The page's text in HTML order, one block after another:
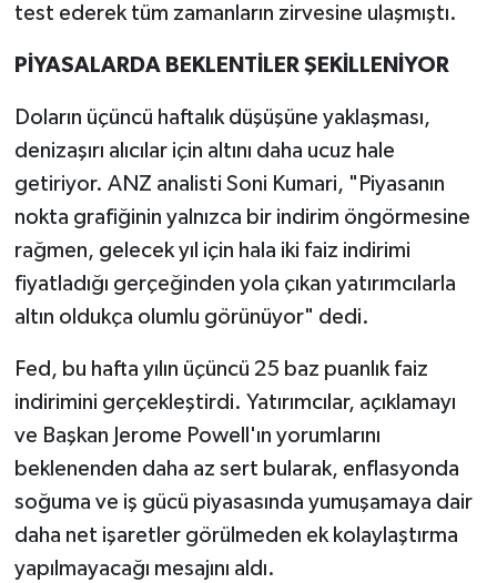
test ederek tüm zamanların zirvesine ulaşmıştı.
PİYASALARDA BEKLENTİLER ŞEKİLLENİYOR
Doların üçüncü haftalık düşüşüne yaklaşması,
denizaşırı alıcılar için altını daha ucuz hale
getiriyor. ANZ analisti Soni Kumari, "Piyasanın
nokta grafiğinin yalnızca bir indirim öngörmesine
rağmen, gelecek yıl için hala iki faiz indirimi
fiyatladığı gerçeğinden yola çıkan yatırımcılarla
altın oldukça olumlu görünüyor" dedi.
Fed, bu hafta yılın üçüncü 25 baz puanlık faiz
indirimini gerçekleştirdi. Yatırımcılar, açıklamayı
ve Başkan Jerome Powell'ın yorumlarını
beklenenden daha az sert bularak, enflasyonda
soğuma ve iş gücü piyasasında yumuşamaya dair
daha net işaretler görülmeden ek kolaylaştırma
yapılmayacağı mesajını aldı.